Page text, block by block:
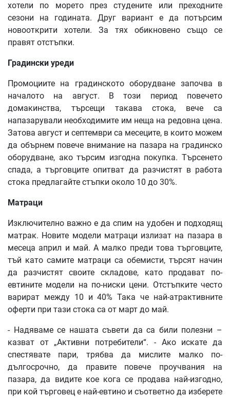
хотели по морето през студените или преходните
сезони на годината. Друг вариант е да потърсим
новооткрити хотели. За тях обикновено също се
правят отстъпки.
Градински уреди
Промоциите на градинското оборудване започва в
началото на август. В този период повечето
домакинства, търсещи такава стока, вече са
напазарували необходимите им неща на редовна цена.
Затова август и септември са месеците, в които можем
да обърнем повече внимание на пазара на градинско
оборудване, ако търсим изгодна покупка. Търсенето
спада, а търговците опитват да разчистят в работа
стока предлагайте стъпки около 10 до 30%.
Матраци
Изключително важно е да спим на удобен и подходящ
матрак. Новите модели матраци излизат на пазара в
месеца април и май. А малко преди това търговците,
тъй като самите матраци са обемисти, търсят начин
да разчистят своите складове, като продават по-
евтините модели на по-ниски цени. Отстъпките често
варират между 10 и 40% Така че най-атрактивните
оферти при тази стока са от март до май.
- Надяваме се нашата съвети да са били полезни –
казват от „Активни потребители“. - Ако искате да
спестявате пари, трябва да мислите малко по-
дългосрочно, да правите повече проучвания на
пазара, да видите кое кога се продава най-изгодно,
при кой търговец е най-евтино и съответно да изберете